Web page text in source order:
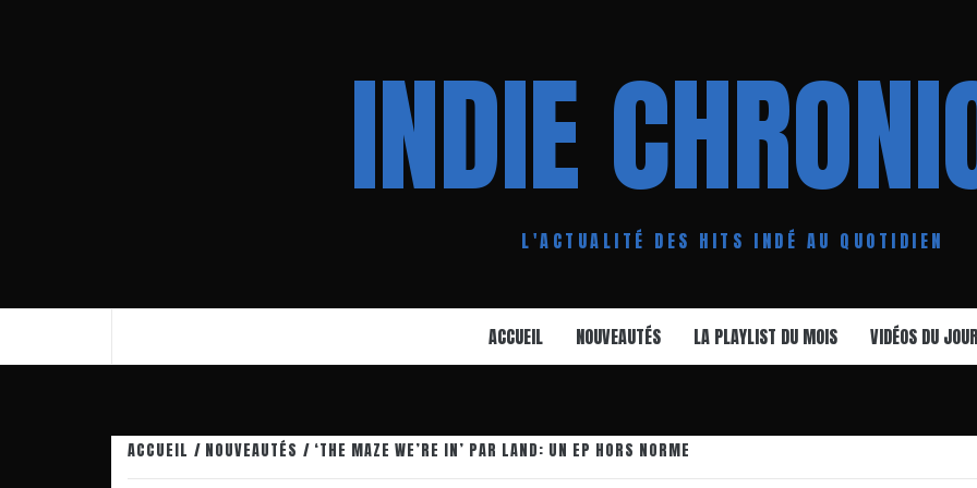
INDIE
L'ACTUALITÉ DES HITS INDÉ AU QUOTIDIEN
ACCUEIL NOUVEAUTÉS LA PLAYLIST DU MOIS VIDÉOS DU JOUR
ACCUEIL NOUVEAUTÉS ‘THE MAZE WE’RE IN’ PAR LAND: UN EP HORS NORME